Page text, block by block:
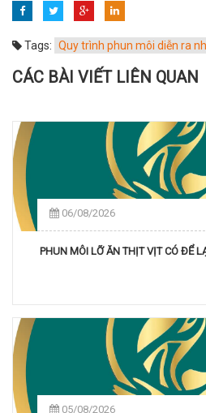
Tags: Quy trình phun môi diễn ra
CÁC BÀI VIẾT LIÊN QUAN
06/08/2026
PHUN MÔI LỠ ĂN THỊT VỊT CÓ ĐỂ
05/08/2026